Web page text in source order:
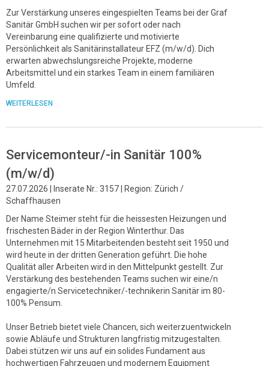
Zur Verstärkung unseres eingespielten Teams bei der Graf
Sanitär GmbH suchen wir per sofort oder nach
Vereinbarung eine qualifizierte und motivierte
Persönlichkeit als Sanitärinstallateur EFZ (m/w/d). Dich
erwarten abwechslungsreiche Projekte, moderne
Arbeitsmittel und ein starkes Team in einem familiären
Umfeld.
WEITERLESEN
Servicemonteur/-in Sanitär 100%
(m/w/d)
27.07.2026 | Inserate Nr.: 3157 | Region: Zürich /
Schaffhausen
Der Name Steimer steht für die heissesten Heizungen und
frischesten Bäder in der Region Winterthur. Das
Unternehmen mit 15 Mitarbeitenden besteht seit 1950 und
wird heute in der dritten Generation geführt. Die hohe
Qualität aller Arbeiten wird in den Mittelpunkt gestellt. Zur
Verstärkung des bestehenden Teams suchen wir eine/n
engagierte/n Servicetechniker/-technikerin Sanitär im 80-
100% Pensum.
Unser Betrieb bietet viele Chancen, sich weiterzuentwickeln
sowie Abläufe und Strukturen langfristig mitzugestalten.
Dabei stützen wir uns auf ein solides Fundament aus
hochwertigen Fahrzeugen und modernem Equipment